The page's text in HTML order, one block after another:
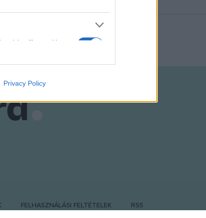
like cookies on
including
Privacy Policy
FELHASZNÁLÁSI FELTÉTELEK RSS